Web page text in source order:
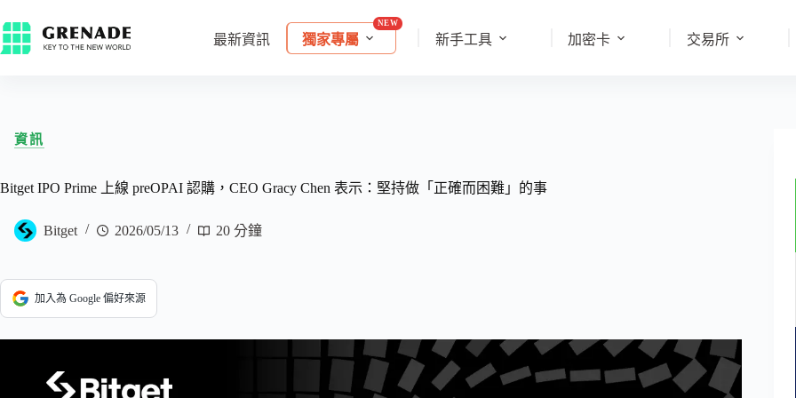
最新資訊 獨家專屬 新手工具 加密卡 交易所
資訊
Bitget IPO Prime 上線 preOPAI 認購，CEO Gracy Chen 表示：堅持做「正確而困難」的事
Bitget 2026/05/13 20 分鐘
加入為 Google 偏好來源